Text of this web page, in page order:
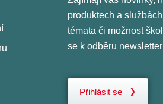
produktech a
témata či možnost
se k odběru
Přihlásit se